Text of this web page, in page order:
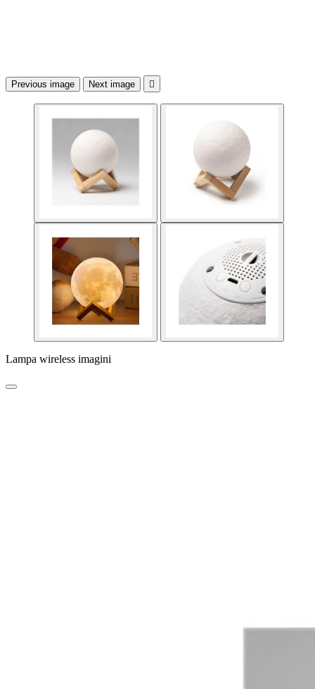
Previous image Next image 
Lampa wireless imagini